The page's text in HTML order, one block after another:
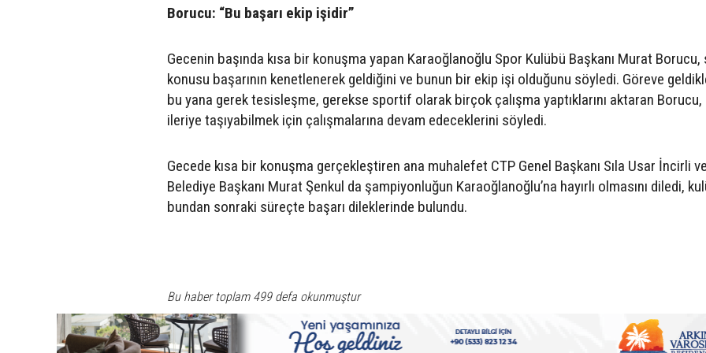
Borucu: “Bu başarı ekip işidir”
Gecenin başında kısa bir konuşma yapan Karaoğlanoğlu Spor Kulübü Başkanı Murat Borucu,
konusu başarının kenetlenerek geldiğini ve bunun bir ekip işi olduğunu söyledi. Göreve
bu yana gerek tesisleşme, gerekse sportif olarak birçok çalışma yaptıklarını aktaran Borucu,
ileriye taşıyabilmek için çalışmalarına devam edeceklerini söyledi.
Gecede kısa bir konuşma gerçekleştiren ana muhalefet CTP Genel Başkanı Sıla Usar İncirli
Belediye Başkanı Murat Şenkul da şampiyonluğun Karaoğlanoğlu’na hayırlı olmasını diledi,
bundan sonraki süreçte başarı dileklerinde bulundu.
Bu haber toplam 499 defa okunmuştur